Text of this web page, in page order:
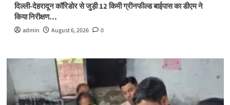
दिल्ली-देहरादून कॉरिडोर से जुड़ी 12 किमी ग्रीनफील्ड बाईपास का डीएम ने
किया निरीक्षण…
admin August 6, 2026 0